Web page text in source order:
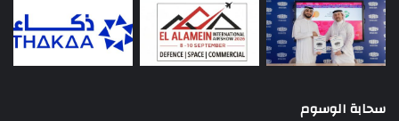
سحابة الوسوم